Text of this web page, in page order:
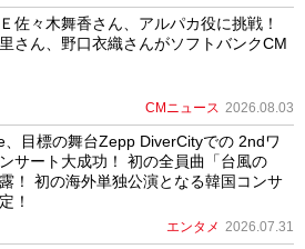
佐々木舞香さん、アルパカ役に挑戦！
さん、野口衣織さんがソフトバンクCM
CMニュース 2026.08.03
、目標の舞台Zepp DiverCityでの 2ndワ
サート大成功！ 初の全員曲「台風の
！ 初の海外単独公演となる韓国コンサ
！
エンタメ 2026.07.31